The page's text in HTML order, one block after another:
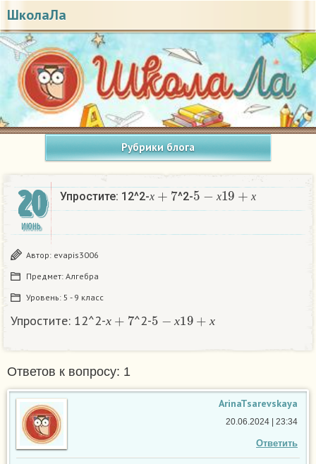
ШколаЛа
Рубрики блога
20
ИЮНЬ
Упростите: 12^2- х
х+7
^2- х
5 −х
х
19+ х
Автор: evapis3006
Предмет: Алгебра
Уровень: 5 - 9 класс
Упростите: 12^2- х ^2- х
5
х
19
Ответов к вопросу: 1
ArinaTsarevskaya
Ответить
20.06.2024 | 23:34